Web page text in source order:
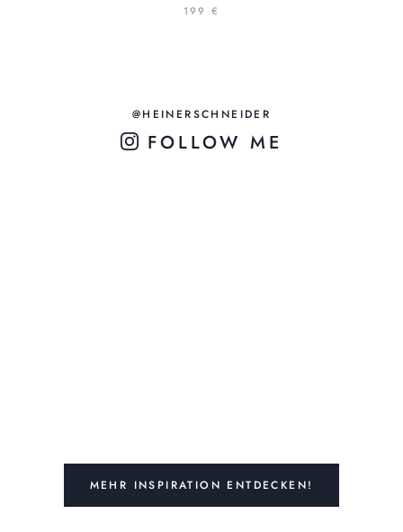
199 €
@HEINERSCHNEIDER
FOLLOW ME
MEHR INSPIRATION ENTDECKEN!